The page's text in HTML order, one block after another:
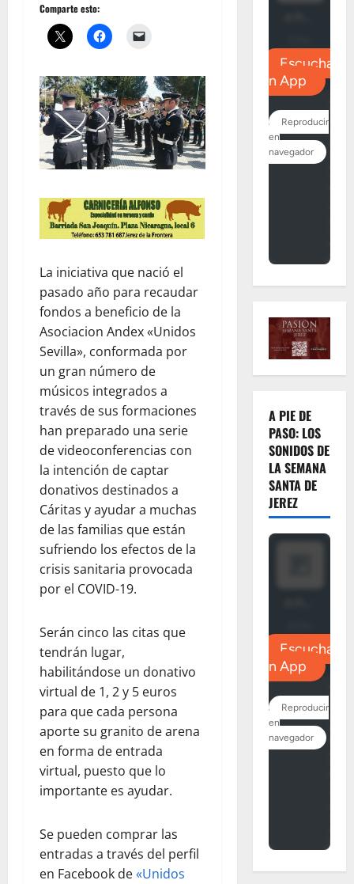
Comparte esto:
La iniciativa que nació el
pasado año para recaudar
fondos a beneficio de la
Asociacion Andex «Unidos
Sevilla», conformada por
un gran número de
músicos integrados a
través de sus formaciones
han preparado una serie
de videoconferencias con
la intención de captar
donativos destinados a
Cáritas y ayudar a muchas
de las familias que están
sufriendo los efectos de la
crisis sanitaria provocada
por el COVID-19.
Serán cinco las citas que
tendrán lugar,
habilitándose un donativo
virtual de 1, 2 y 5 euros
para que cada persona
aporte su granito de arena
en forma de entrada
virtual, puesto que lo
importante es ayudar.
Se pueden comprar las
entradas a través del perfil
en Facebook de«Unidos
A PIE DE
PASO: LOS
SONIDOS DE
LA SEMANA
SANTA DE
JEREZ